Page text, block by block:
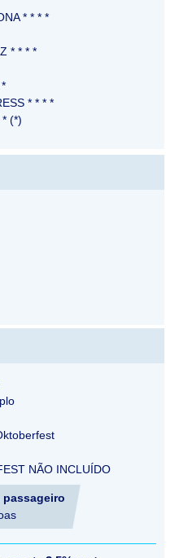
* * * *
* * * *
* * * *
(*)
NÃO INCLUÍDO